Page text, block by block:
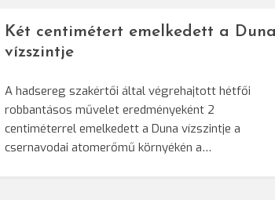
Két centimétert emelkedett a
vízszintje
A hadsereg szakértői által végrehajtott hétfői
robbantásos művelet eredményeként 2
centiméterrel emelkedett a Duna vízszintje a
csernavodai atomerőmű környékén a…